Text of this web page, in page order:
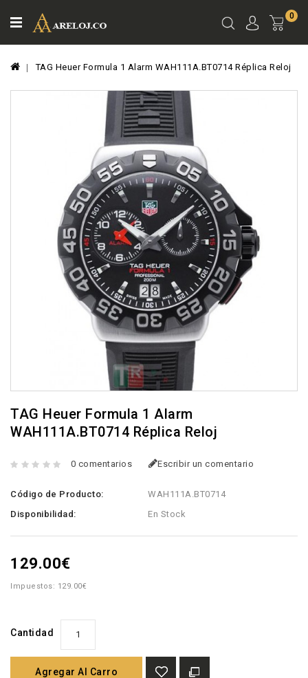
0
TAG Heuer Formula 1 Alarm WAH111A.BT0714 Réplica Reloj
TAG Heuer Formula 1 Alarm
WAH111A.BT0714 Réplica Reloj
0 comentarios Escribir un comentario
Código de Producto:
WAH111A.BT0714
Disponibilidad:
En Stock
129.00€
Impuestos: 129.00€
Cantidad
Agregar Al Carro